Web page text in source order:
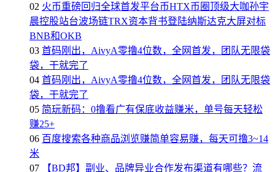
02 火币重磅回归全球首发平台币HTX币圈顶级大咖孙宇
晨控股站台波场链TRX资本背书登陆纳斯达克大屏对标
BNB和OKB
03 首码刚出，AivyA零撸4位数，全网首发，团队无限袋
袋，干就完了
04 首码刚出，AivyA零撸4位数，全网首发，团队无限袋
袋，干就完了
05 简玩新码：0撸看广有保底收益赚米，单号每天轻松
赚25+
06 百度搜索各种商品浏览赚简单容易赚，每天可撸3~14
米
07
【BD邦】副业、品牌异业合作发布渠道有哪些？流